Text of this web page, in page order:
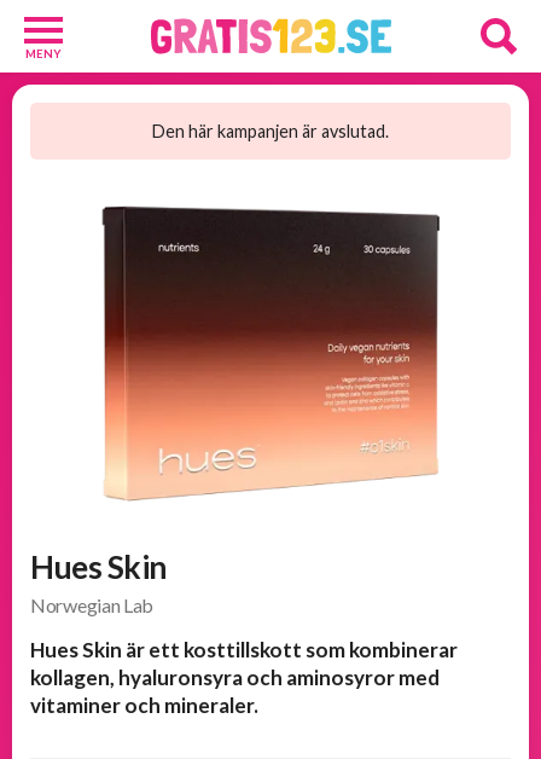
MENY
Den här kampanjen är avslutad.
Hues Skin
Norwegian Lab
Hues Skin är ett kosttillskott som kombinerar
kollagen, hyaluronsyra och aminosyror med
vitaminer och mineraler.
Barn
Diverse
Underkläder
Populära
produkter
Nya
produkter